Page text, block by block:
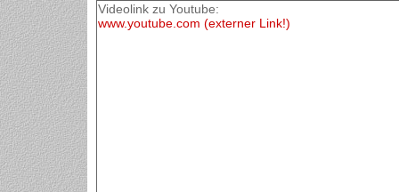
Videolink zu Youtube:
www.youtube.com (externer Link!)